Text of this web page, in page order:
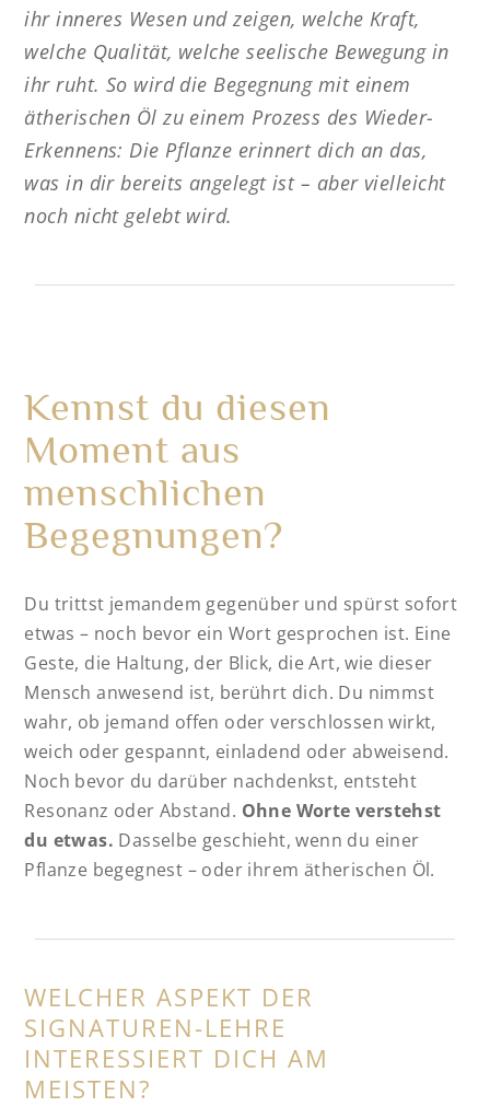
ihr inneres Wesen und zeigen, welche Kraft,
welche Qualität, welche seelische Bewegung in
ihr ruht. So wird die Begegnung mit einem
ätherischen Öl zu einem Prozess des Wieder-
Erkennens: Die Pflanze erinnert dich an das,
was in dir bereits angelegt ist – aber vielleicht
noch nicht gelebt wird.
Kennst du diesen
Moment aus
menschlichen
Begegnungen?
Du trittst jemandem gegenüber und spürst sofort
etwas – noch bevor ein Wort gesprochen ist. Eine
Geste, die Haltung, der Blick, die Art, wie dieser
Mensch anwesend ist, berührt dich. Du nimmst
wahr, ob jemand offen oder verschlossen wirkt,
weich oder gespannt, einladend oder abweisend.
Noch bevor du darüber nachdenkst, entsteht
Resonanz oder Abstand. Ohne Worte verstehst
du etwas. Dasselbe geschieht, wenn du einer
Pflanze begegnest – oder ihrem ätherischen Öl.
WELCHER ASPEKT DER
SIGNATUREN-LEHRE
INTERESSIERT DICH AM
MEISTEN?